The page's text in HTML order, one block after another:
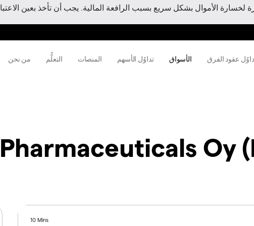
الأموال بشكل سريع بسبب الرافعة المالية. يجب أن تأخذ بعين
عقود الفرق الأسواق تداوُل الأسهم المنصات التعلُّم من نحن
Oy
10 Mins